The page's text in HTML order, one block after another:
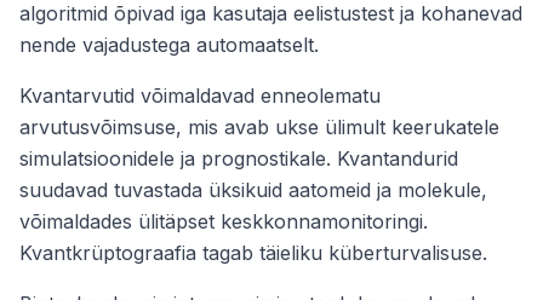
algoritmid õpivad iga kasutaja eelistustest ja kohanevad
nende vajadustega automaatselt.
Kvantarvutid võimaldavad enneolematu
arvutusvõimsuse, mis avab ukse ülimult keerukatele
simulatsioonidele ja prognostikale. Kvantandurid
suudavad tuvastada üksikuid aatomeid ja molekule,
võimaldades ülitäpset keskkonnamonitoringi.
Kvantkrüptograafia tagab täieliku küberturvalisuse.